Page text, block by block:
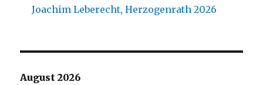
Joachim Leberecht, Herzogenrath 2026
August 2026